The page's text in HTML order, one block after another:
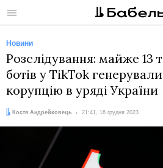
Меню
Новини
Розслідування: майже 13
ботів у TikTok
корупцію в уряді України
Автор:
Костя Андрейковець
Дата: 21:41, 16 грудня 2023